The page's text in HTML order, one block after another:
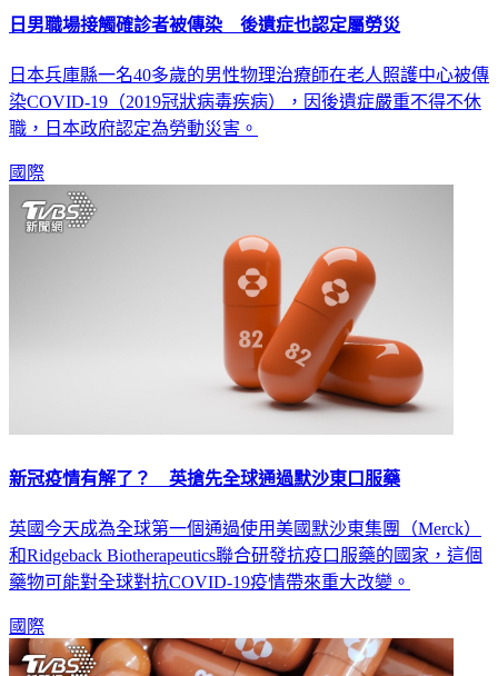
日男職場接觸確診者被傳染 後遺症也認定屬勞災
日本兵庫縣一名40多歲的男性物理治療師在老人照護中心被傳
染COVID-19（2019冠狀病毒疾病），因後遺症嚴重不得不休
職，日本政府認定為勞動災害。
國際
新冠疫情有解了？ 英搶先全球通過默沙東口服藥
英國今天成為全球第一個通過使用美國默沙東集團（Merck）
和Ridgeback Biotherapeutics聯合研發抗疫口服藥的國家，這個
藥物可能對全球對抗COVID-19疫情帶來重大改變。
國際